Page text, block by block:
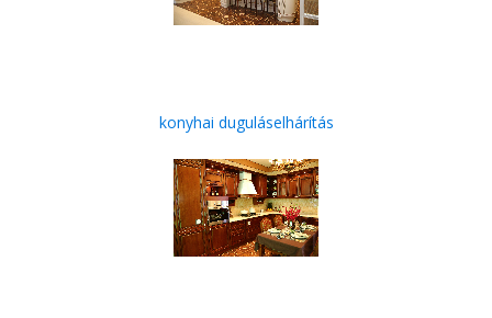
konyhai duguláselhárítás